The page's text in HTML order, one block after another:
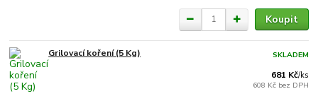
Koupit
Grilovací koření (5 Kg)
681 Kč/ks
608 Kč bez DPH
SKLADEM